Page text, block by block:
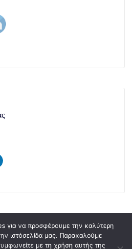
για να προσφέρουμε την καλύτερη
ιστόσελίδα μας. Παρακαλούμε
με τη χρήση αυτής της